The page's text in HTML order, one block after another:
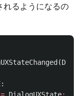
るようになるの
(
: